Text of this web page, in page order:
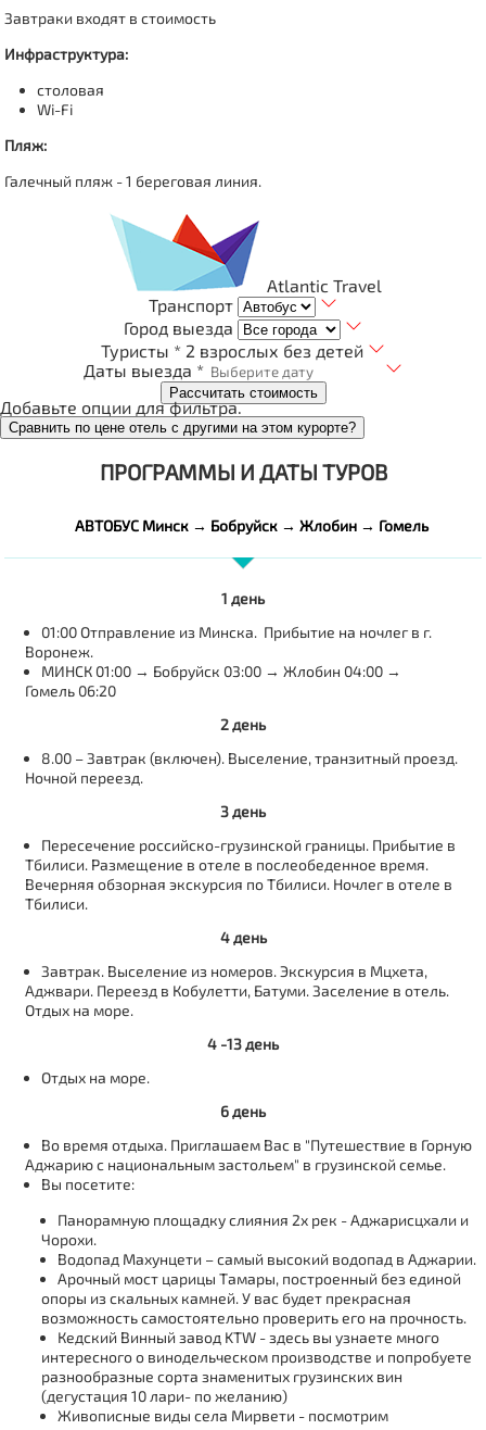
Завтраки входят в стоимость
Инфраструктура:
столовая
Wi-Fi
Пляж:
Галечный пляж - 1 береговая линия.
Atlantic Travel
Транспорт
Город выезда
Туристы * 2 взрослых без детей
Даты выезда *
Рассчитать стоимость
Добавьте опции для фильтра.
Сравнить по цене отель с другими на этом курорте?
ПРОГРАММЫ И ДАТЫ ТУРОВ
АВТОБУС Минск → Бобруйск → Жлобин → Гомель
1 день
01:00 Отправление из Минска. Прибытие на ночлег в г.
Воронеж.
МИНСК 01:00 → Бобруйск 03:00 → Жлобин 04:00 →
Гомель 06:20
2 день
8.00 – Завтрак (включен). Выселение, транзитный проезд.
Ночной переезд.
3 день
Пересечение российско-грузинской границы. Прибытие в
Тбилиси. Размещение в отеле в послеобеденное время.
Вечерняя обзорная экскурсия по Тбилиси. Ночлег в отеле в
Тбилиси.
4 день
Завтрак. Выселение из номеров. Экскурсия в Мцхета,
Аджвари. Переезд в Кобулетти, Батуми. Заселение в отель.
Отдых на море.
4 -13 день
Отдых на море.
6 день
Во время отдыха. Приглашаем Вас в "Путешествие в Горную
Аджарию с национальным застольем" в грузинской семье.
Вы посетите:
Панорамную площадку слияния 2х рек - Аджарисцхали и
Чорохи.
Водопад Махунцети – самый высокий водопад в Аджарии.
Арочный мост царицы Тамары, построенный без единой
опоры из скальных камней. У вас будет прекрасная
возможность самостоятельно проверить его на прочность.
Кедский Винный завод KTW - здесь вы узнаете много
интересного о винодельческом производстве и попробуете
разнообразные сорта знаменитых грузинских вин
(дегустация 10 лари- по желанию)
Живописные виды села Мирвети - посмотрим